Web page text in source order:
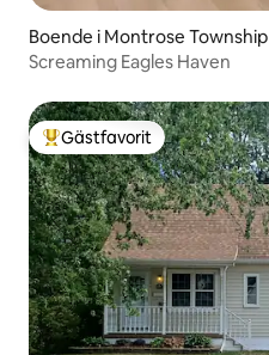
Boende i Montrose Township
Screaming Eagles Haven
Populär gästfavorit
Gästfavorit